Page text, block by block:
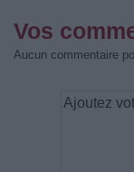
Vos
Aucun commentaire